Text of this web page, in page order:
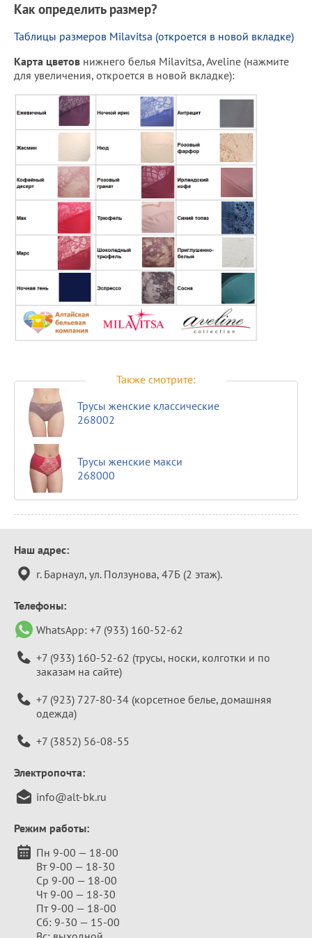
Как определить размер?
Таблицы размеров Milavitsa (откроется в новой вкладке)
Карта цветов нижнего белья Milavitsa, Aveline (нажмите
для увеличения, откроется в новой вкладке):
Также смотрите:
Трусы женские классические
268002
Трусы женские макси
268000
Контактная
информация
Наш адрес:
г. Барнаул, ул. Ползунова, 47Б (2 этаж).
Телефоны:
WhatsApp: +7 (933) 160-52-62
+7 (933) 160-52-62 (трусы, носки, колготки и по
заказам на сайте)
+7 (923) 727-80-34 (корсетное белье, домашняя
одежда)
+7 (3852) 56-08-55
Электропочта:
info@alt-bk.ru
Режим работы:
Пн 9-00 — 18-00
Вт 9-00 — 18-30
Ср 9-00 — 18-00
Чт 9-00 — 18-30
Пт 9-00 — 18-00
Сб: 9-30 — 15-00